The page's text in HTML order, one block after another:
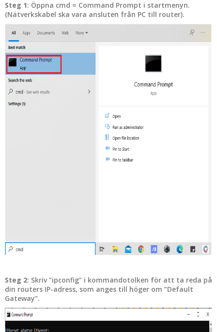
Steg 1: Öppna cmd = Command Prompt i startmenyn.
(Nätverkskabel ska vara ansluten från PC till router).
Steg 2: Skriv ”ipconfig” i kommandotolken för att ta reda på
din routers IP-adress, som anges till höger om ”Default
Gateway”.